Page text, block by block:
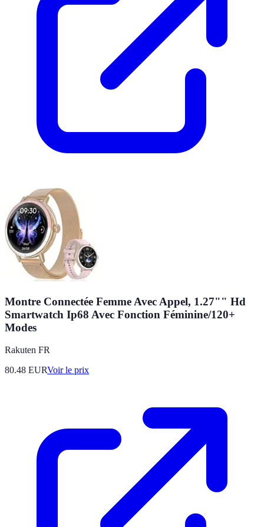
Montre Connectée Femme Avec Appel, 1.27"" Hd
Smartwatch Ip68 Avec Fonction Féminine/120+
Modes
Rakuten FR
80.48 EURVoir le prix